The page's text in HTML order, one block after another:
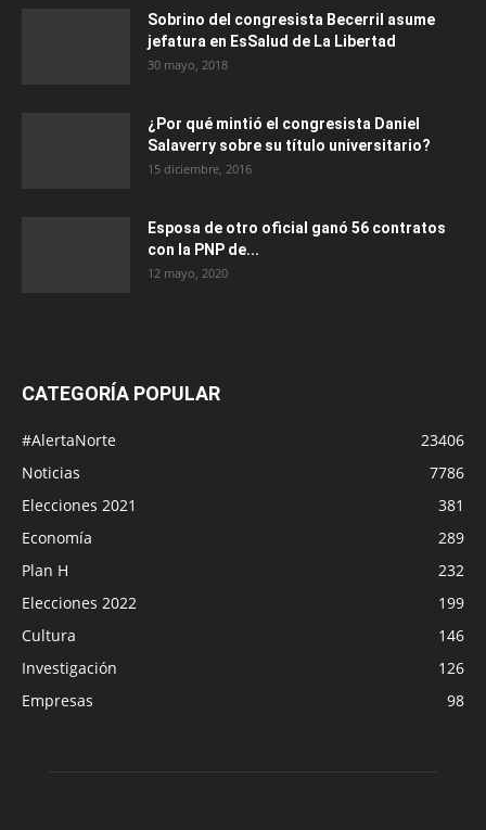
Sobrino del congresista Becerril asume
jefatura en EsSalud de La Libertad
30 mayo, 2018
¿Por qué mintió el congresista Daniel
Salaverry sobre su título universitario?
15 diciembre, 2016
Esposa de otro oficial ganó 56 contratos
con la PNP de...
12 mayo, 2020
CATEGORÍA POPULAR
#AlertaNorte
23406
Noticias
7786
Elecciones 2021
381
Economía
289
Plan H
232
Elecciones 2022
199
Cultura
146
Investigación
126
Empresas
98